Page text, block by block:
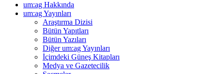
um:ag Hakkında
um:ag Yayınları
Araştırma Dizisi
Bütün Yapıtları
Bütün Yazıları
Diğer um:ag Yayınları
İçimdeki Güneş Kitapları
Medya ve Gazetecilik